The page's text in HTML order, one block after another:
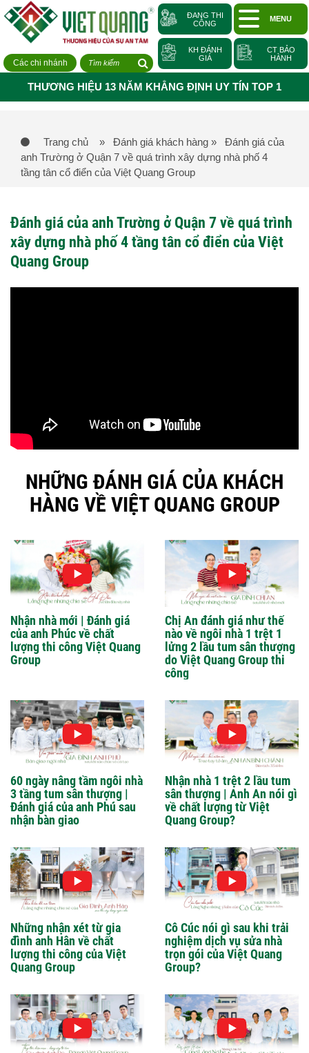
Các chi nhánh
ĐANG THI
CÔNG
MENU
KH ĐÁNH
GIÁ
CT BẢO
HÀNH
THƯƠNG HIỆU 13 NĂM KHẲNG ĐỊNH UY TÍN TOP 1
Trang chủ » Đánh giá khách hàng » Đánh giá của
anh Trường ở Quận 7 về quá trình xây dựng nhà phố 4
tầng tân cổ điển của Việt Quang Group
Đánh giá của anh Trường ở Quận 7 về quá trình
xây dựng nhà phố 4 tầng tân cổ điển của Việt
Quang Group
NHỮNG ĐÁNH GIÁ CỦA KHÁCH
HÀNG VỀ VIỆT QUANG GROUP
Nhận nhà mới | Đánh giá
của anh Phúc về chất
lượng thi công Việt Quang
Group
Chị An đánh giá như thế
nào về ngôi nhà 1 trệt 1
lửng 2 lầu tum sân thượng
do Việt Quang Group thi
công
60 ngày nâng tầm ngôi nhà
3 tầng tum sân thượng |
Đánh giá của anh Phú sau
nhận bàn giao
Nhận nhà 1 trệt 2 lầu tum
sân thượng | Anh An nói gì
về chất lượng từ Việt
Quang Group?
Những nhận xét từ gia
đình anh Hân về chất
lượng thi công của Việt
Quang Group
Cô Cúc nói gì sau khi trải
nghiệm dịch vụ sửa nhà
trọn gói của Việt Quang
Group?